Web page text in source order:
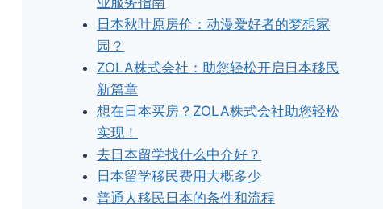
日本秋叶原房价：动漫爱好者的梦想家
园？
ZOLA株式会社：助您轻松开启日本移民
新篇章
想在日本买房？ZOLA株式会社助您轻松
实现！
去日本留学找什么中介好？
日本留学移民费用大概多少
普通人移民日本的条件和流程